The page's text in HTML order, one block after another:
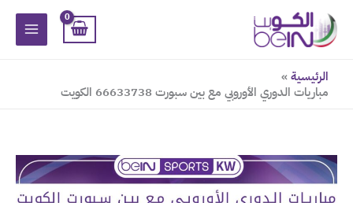
تخطي
المحتوى
الرئيسية
مباريات الدوري الأوروبي مع بين سبورت 66633738 الكويت